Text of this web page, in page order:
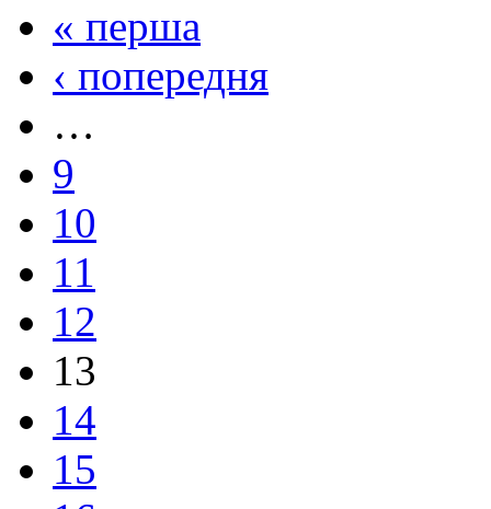
« перша
‹ попередня
…
9
10
11
12
13
14
15